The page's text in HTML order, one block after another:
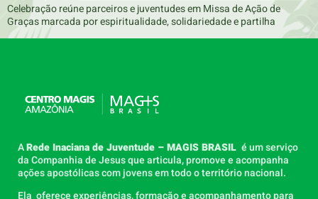
Celebração reúne parceiros e juventudes em Missa de Ação de
Graças marcada por espiritualidade, solidariedade e partilha
ARede Inaciana de Juventude – MAGIS BRASIL é um serviço
da Companhia de Jesus que articula, promove e acompanha
ações apostólicas com jovens em todo o território nacional.